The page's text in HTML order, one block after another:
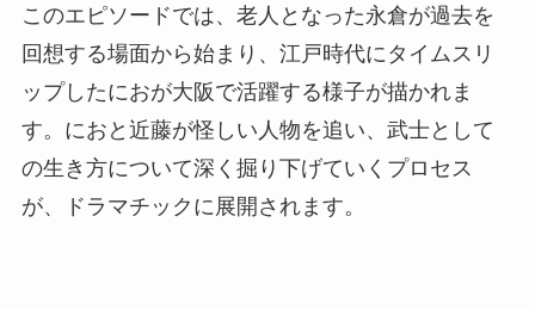
このエピソードでは、老人となった永倉が過去を
回想する場面から始まり、江戸時代にタイムスリ
ップしたにおが大阪で活躍する様子が描かれま
す。におと近藤が怪しい人物を追い、武士として
の生き方について深く掘り下げていくプロセス
が、ドラマチックに展開されます。